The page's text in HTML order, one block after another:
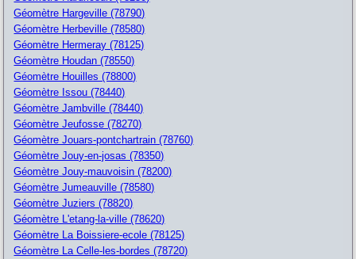
Géomètre Hargeville (78790)
Géomètre Herbeville (78580)
Géomètre Hermeray (78125)
Géomètre Houdan (78550)
Géomètre Houilles (78800)
Géomètre Issou (78440)
Géomètre Jambville (78440)
Géomètre Jeufosse (78270)
Géomètre Jouars-pontchartrain (78760)
Géomètre Jouy-en-josas (78350)
Géomètre Jouy-mauvoisin (78200)
Géomètre Jumeauville (78580)
Géomètre Juziers (78820)
Géomètre L'etang-la-ville (78620)
Géomètre La Boissiere-ecole (78125)
Géomètre La Celle-les-bordes (78720)